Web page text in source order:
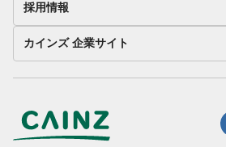
採用情報
カインズ 企業サイト